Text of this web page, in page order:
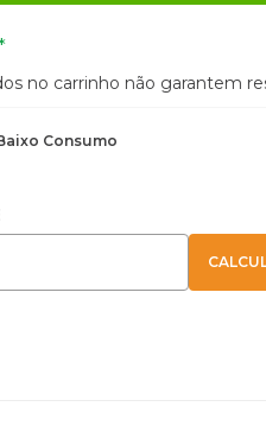
no carrinho não garantem
Consumo